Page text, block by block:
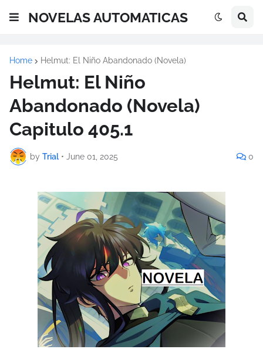
NOVELAS AUTOMATICAS
Home Helmut: El Niño Abandonado (Novela)
Helmut: El Niño
Abandonado (Novela)
Capitulo 405.1
by Trial • June 01, 2025 0